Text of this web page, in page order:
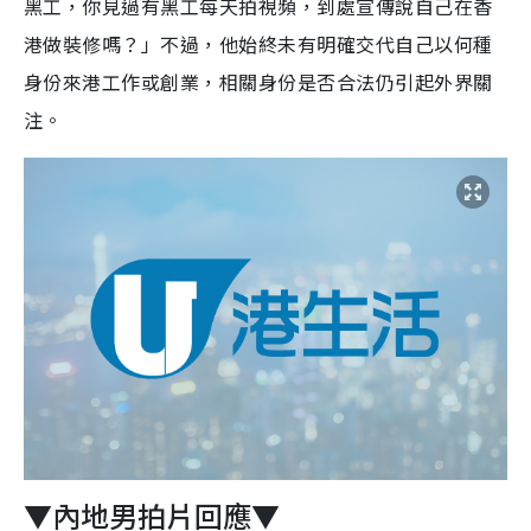
港做裝修嗎？」不過，他始終未有明確交代自己以何種
身份來港工作或創業，相關身份是否合法仍引起外界關
注。
▼內地男拍片回應▼